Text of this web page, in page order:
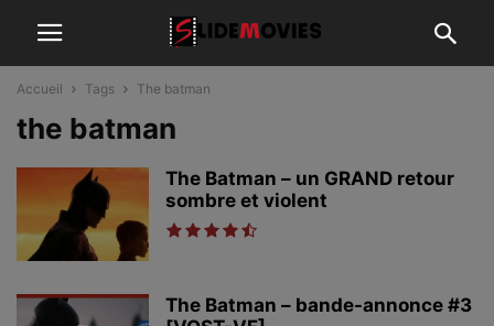
Accueil Tags The batman
the batman
The Batman – un GRAND retour
sombre et violent
The Batman – bande-annonce #3